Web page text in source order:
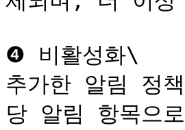
❹ 비활성화\
추가한 알림 정
당 알림 항목으